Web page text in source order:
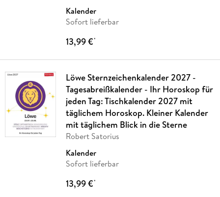
Kalender
Sofort lieferbar
13,99 €*
Löwe Sternzeichenkalender 2027 -
Tagesabreißkalender - Ihr Horoskop für
jeden Tag: Tischkalender 2027 mit
täglichem Horoskop. Kleiner Kalender
mit täglichem Blick in die Sterne
Robert Satorius
Kalender
Sofort lieferbar
13,99 €*